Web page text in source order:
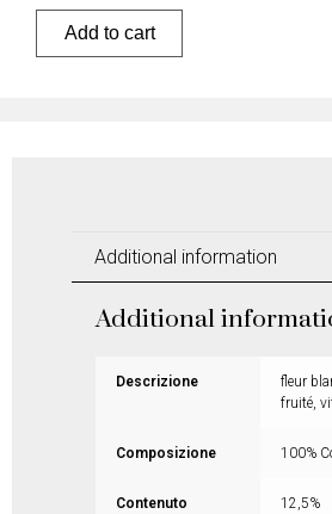
Add to cart
Additional information
Additional
Descrizione
fleur
fruité,
Composizione 100%
Contenuto
12,5%